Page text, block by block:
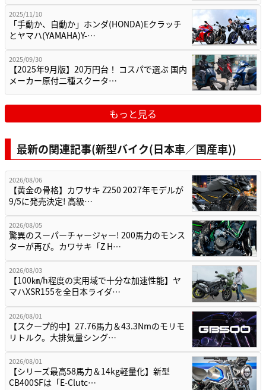
2025/11/10
「手動か、自動か」ホンダ(HONDA)Eクラッチ
とヤマハ(YAMAHA)Y-…
2025/09/30
【2025年9月版】20万円台！ コスパで選ぶ 国内
メーカー原付二種スクータ…
もっと見る
最新の関連記事(新型バイク(日本車／国産車))
2026/08/06
【黄金の骨格】カワサキ Z250 2027年モデルが
9/5に発売決定! 高級…
2026/08/05
驚異のスーパーチャージャー! 200馬力のモンス
ターが再び。カワサキ「Z H…
2026/08/03
【100㎞/h程度の実用域で十分な加速性能】ヤ
マハXSR155を全日本ライダ…
2026/08/01
【スクープ的中】27.76馬力＆43.3Nmのモリモ
リトルク。大排気量シング…
2026/08/01
【シリーズ最高58馬力＆14kg軽量化】新型
CB400SFは「E-Clutc…